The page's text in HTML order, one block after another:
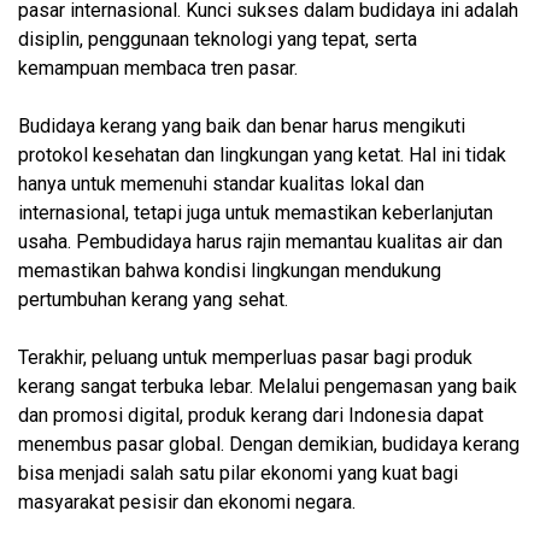
pasar internasional. Kunci sukses dalam budidaya ini adalah
disiplin, penggunaan teknologi yang tepat, serta
kemampuan membaca tren pasar.
Budidaya kerang yang baik dan benar harus mengikuti
protokol kesehatan dan lingkungan yang ketat. Hal ini tidak
hanya untuk memenuhi standar kualitas lokal dan
internasional, tetapi juga untuk memastikan keberlanjutan
usaha. Pembudidaya harus rajin memantau kualitas air dan
memastikan bahwa kondisi lingkungan mendukung
pertumbuhan kerang yang sehat.
Terakhir, peluang untuk memperluas pasar bagi produk
kerang sangat terbuka lebar. Melalui pengemasan yang baik
dan promosi digital, produk kerang dari Indonesia dapat
menembus pasar global. Dengan demikian, budidaya kerang
bisa menjadi salah satu pilar ekonomi yang kuat bagi
masyarakat pesisir dan ekonomi negara.